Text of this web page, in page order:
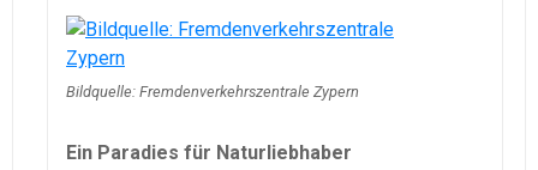
Bildquelle: Fremdenverkehrszentrale Zypern
Ein Paradies für Naturliebhaber